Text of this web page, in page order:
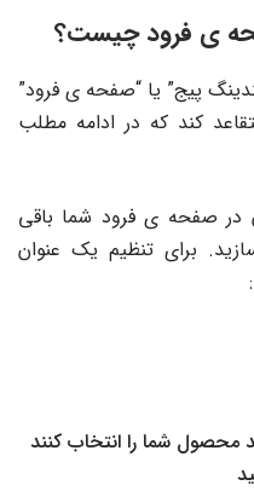
ی فرود چیست؟
پیج” یا “صفحه ی فرود”
کند که در ادامه مطلب
در صفحه ی فرود شما باقی
برای تنظیم یک عنوان
محصول شما را انتخاب کنند